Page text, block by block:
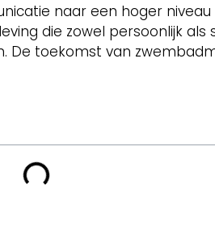
naar een hoger
die zowel persoonlijk als
toekomst van